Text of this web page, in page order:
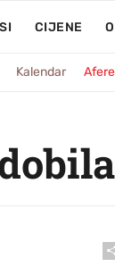
CIJENE
Kalendar Afere